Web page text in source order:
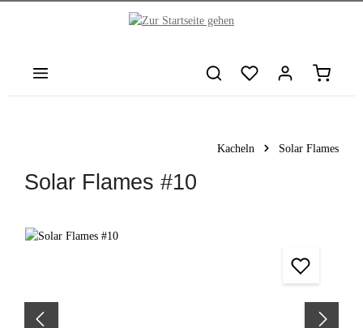
Kacheln Solar Flames
Solar Flames #10
Bildergalerie überspringen